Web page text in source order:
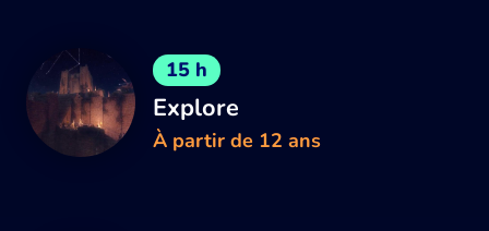
15 h
Explore
À partir de 12 ans